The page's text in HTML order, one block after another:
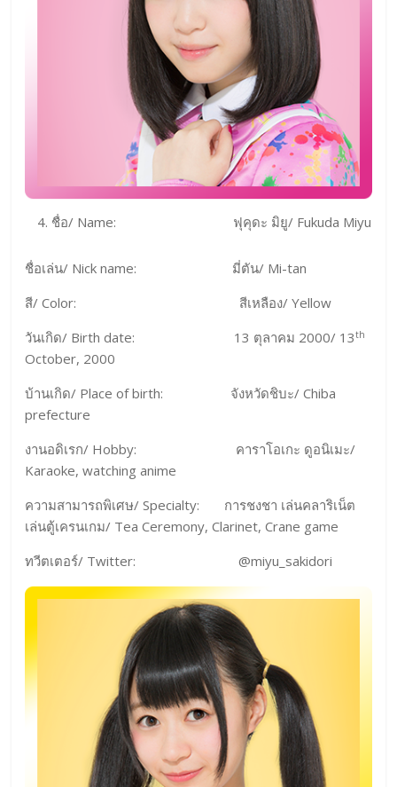
ชื่อ/ Name: ฟุคุดะ มิยู/ Fukuda Miyu
ชื่อเล่น/ Nick name: มี่ตัน/ Mi-tan
สี/ Color: สีเหลือง/ Yellow
วันเกิด/ Birth date: 13 ตุลาคม 2000/ 13th
October, 2000
บ้านเกิด/ Place of birth: จังหวัดชิบะ/ Chiba
prefecture
งานอดิเรก/ Hobby: คาราโอเกะ ดูอนิเมะ/
Karaoke, watching anime
ความสามารถพิเศษ/ Specialty: การชงชา เล่นคลาริเน็ต
เล่นตู้เครนเกม/ Tea Ceremony, Clarinet, Crane game
ทวีตเตอร์/ Twitter: @miyu_sakidori